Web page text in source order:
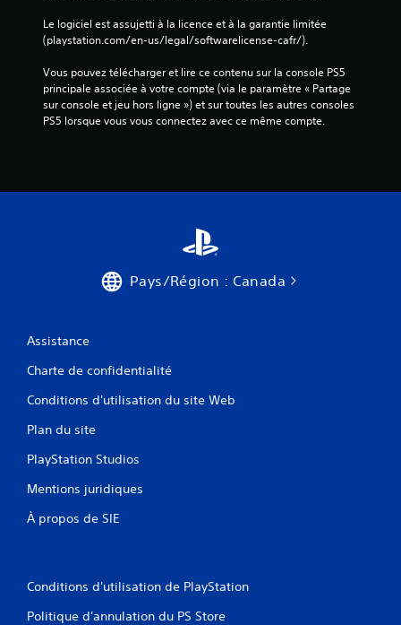
Le logiciel est assujetti à la licence et à la garantie limitée
(playstation.com/en-us/legal/softwarelicense-cafr/).
Vous pouvez télécharger et lire ce contenu sur la console PS5
principale associée à votre compte (via le paramètre « Partage
sur console et jeu hors ligne ») et sur toutes les autres consoles
PS5 lorsque vous vous connectez avec ce même compte.
Pays/Région : Canada
Assistance
Charte de confidentialité
Conditions d'utilisation du site Web
Plan du site
PlayStation Studios
Mentions juridiques
À propos de SIE
Conditions d'utilisation de PlayStation
Politique d'annulation du PS Store